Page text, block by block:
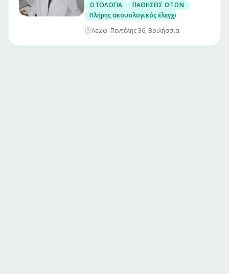
ΩΤΟΛΟΓΙΑ
ΠΑΘΗΣΕΙΣ ΩΤΩΝ
Πλήρης ακουολογικός έλεγχος ενηλίκων και
Λεωφ. Πεντέλης 36, Βριλήσσια